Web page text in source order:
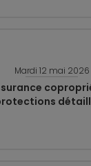
Mardi 12 mai 2026